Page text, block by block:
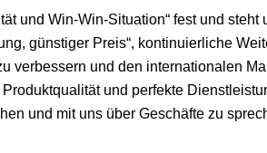
und Win-Win-Situation“ fest und steht
günstiger Preis“, kontinuierliche
verbessern und den internationalen
und perfekte
und mit uns über Geschäfte zu